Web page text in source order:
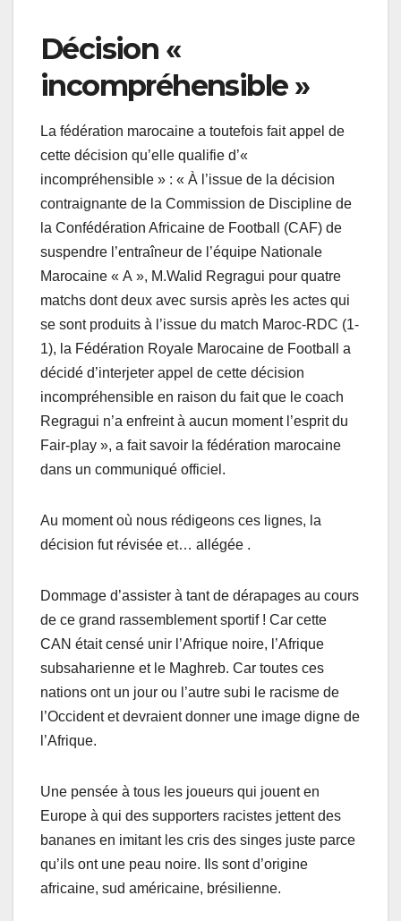
Décision «
incompréhensible »
La fédération marocaine a toutefois fait appel de
cette décision qu’elle qualifie d’«
incompréhensible » : « À l’issue de la décision
contraignante de la Commission de Discipline de
la Confédération Africaine de Football (CAF) de
suspendre l’entraîneur de l’équipe Nationale
Marocaine « A », M.Walid Regragui pour quatre
matchs dont deux avec sursis après les actes qui
se sont produits à l’issue du match Maroc-RDC (1-
1), la Fédération Royale Marocaine de Football a
décidé d’interjeter appel de cette décision
incompréhensible en raison du fait que le coach
Regragui n’a enfreint à aucun moment l’esprit du
Fair-play », a fait savoir la fédération marocaine
dans un communiqué officiel.
Au moment où nous rédigeons ces lignes, la
décision fut révisée et… allégée .
Dommage d’assister à tant de dérapages au cours
de ce grand rassemblement sportif ! Car cette
CAN était censé unir l’Afrique noire, l’Afrique
subsaharienne et le Maghreb. Car toutes ces
nations ont un jour ou l’autre subi le racisme de
l’Occident et devraient donner une image digne de
l’Afrique.
Une pensée à tous les joueurs qui jouent en
Europe à qui des supporters racistes jettent des
bananes en imitant les cris des singes juste parce
qu’ils ont une peau noire. Ils sont d’origine
africaine, sud américaine, brésilienne.